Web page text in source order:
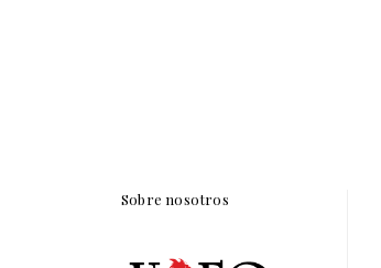
Sobre nosotros